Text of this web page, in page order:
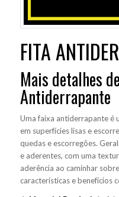
FITA
Mais detalhes
Antiderrapante
Uma faixa antiderrapante é
em superfícies lisas e
quedas e escorregões.
e aderentes, com uma
aderência ao caminhar
características e benefícios